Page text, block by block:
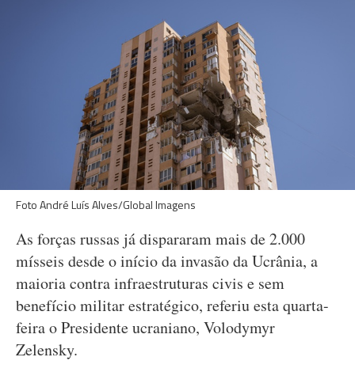
Foto André Luís Alves/Global Imagens
As forças russas já dispararam mais de 2.000
mísseis desde o início da invasão da Ucrânia, a
maioria contra infraestruturas civis e sem
benefício militar estratégico, referiu esta quarta-
feira o Presidente ucraniano, Volodymyr
Zelensky.